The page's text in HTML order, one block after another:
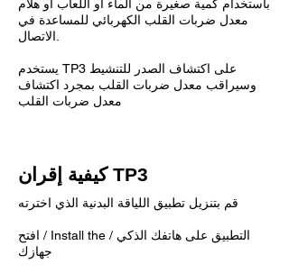
باستخدام كمية صغيرة من الماء أو اللعاب أو هلام
معدل ضربات القلب الكهربائي للمساعدة في
يستخدم TP3 على اكتشاف الصدر للتنشيط
وسيراقب معدل ضربات القلب بمجرد اكتشاف
معدل ضربات القلب
كيفية إقران TP3
افتح / Install the التطبيق على هاتفك الذكي /
جهازك